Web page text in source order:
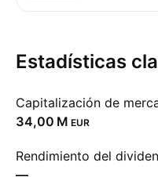
Estadísticas
Capitalización de
‪34,00 M‬ EUR
Rendimiento del